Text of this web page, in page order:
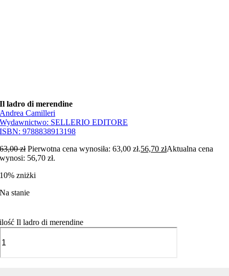
Il ladro di merendine
Andrea Camilleri
Wydawnictwo: SELLERIO EDITORE
ISBN:9788838913198
63,00zł Pierwotna cena wynosiła: 63,00 zł.56,70złAktualna cena
wynosi: 56,70 zł.
10% zniżki
Na stanie
ilość Il ladro di merendine